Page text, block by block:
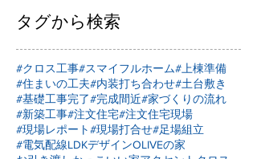
タグから検索
#クロス工事#スマイフルホーム#上棟準備
#住まいの工夫#内装打ち合わせ#土台敷き
#基礎工事完了#完成間近#家づくりの流れ
#新築工事#注文住宅#注文住宅現場
#現場レポート#現場打合せ#足場組立
#電気配線LDKデザインOLIVEの家